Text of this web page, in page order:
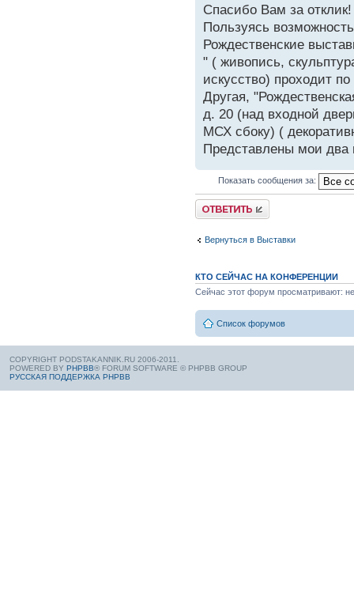
Спасибо Вам за отклик!
Пользуясь
Рождественские
" ( живопись,
искусство) проходит
Другая,
д. 20 (над входной
МСХ сбоку) (
Представлены мои два
Показать сообщения за:
Вернуться в Выставки
КТО СЕЙЧАС НА КОНФЕРЕНЦИИ
Сейчас этот форум просматривают:
Список форумов
COPYRIGHT PODSTAKANNIK.RU 2006-2011.
POWERED BY PHPBB® FORUM SOFTWARE © PHPBB GROUP
РУССКАЯ ПОДДЕРЖКА PHPBB